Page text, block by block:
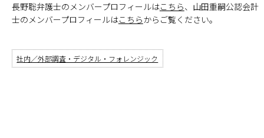
長野聡弁護士のメンバープロフィールはこちら、山田重嗣公認会計
士のメンバープロフィールはこちらからご覧ください。
社内／外部調査・デジタル・フォレンジック